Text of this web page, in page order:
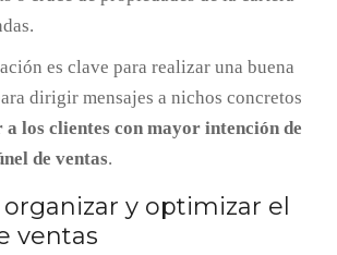
es clave para realizar una buena
dirigir mensajes a nichos concretos
los clientes con mayor intención de
de ventas.
organizar y optimizar el
ventas